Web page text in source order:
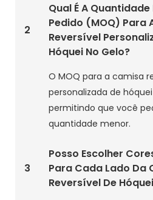
2
Qual É A
Pedido (MOQ) Para
Reversível
Hóquei No Gelo?
O MOQ para a camisa
personalizada de
permitindo que você
quantidade menor.
3
Posso Escolher
Para Cada Lado Da
Reversível De